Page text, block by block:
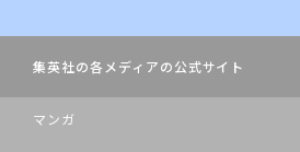
集英社の各メディアの公式サイト
マンガ